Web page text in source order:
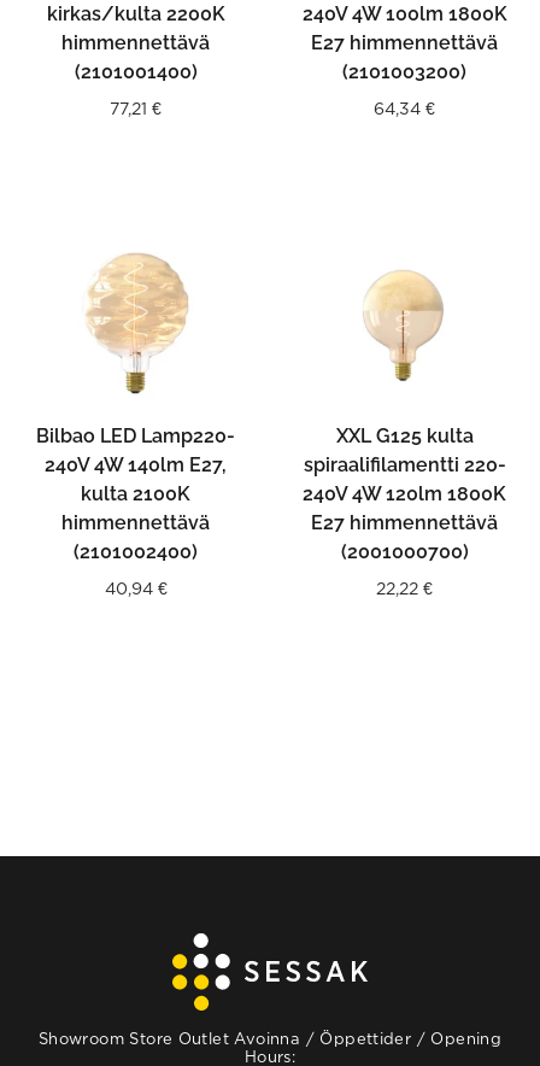
kirkas/kulta 2200K
himmennettävä
(2101001400)
77,21 €
240V 4W 100lm 1800K
E27 himmennettävä
(2101003200)
64,34 €
Bilbao LED Lamp220-
240V 4W 140lm E27,
kulta 2100K
himmennettävä
(2101002400)
40,94 €
XXL G125 kulta
spiraalifilamentti 220-
240V 4W 120lm 1800K
E27 himmennettävä
(2001000700)
22,22 €
Showroom Store Outlet Avoinna / Öppettider / Opening
Hours: